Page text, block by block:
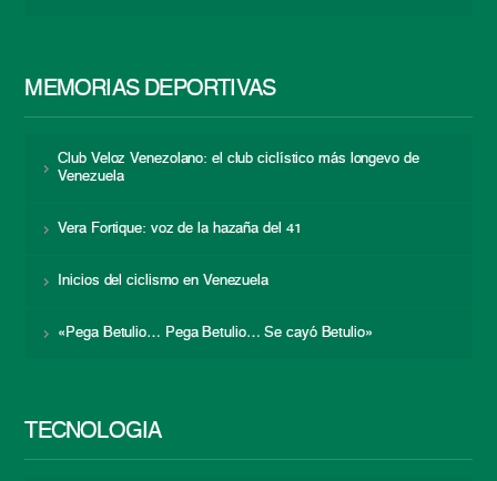
MEMORIAS DEPORTIVAS
Club Veloz Venezolano: el club ciclístico más longevo de
Venezuela
Vera Fortique: voz de la hazaña del 41
Inicios del ciclismo en Venezuela
«Pega Betulio… Pega Betulio… Se cayó Betulio»
TECNOLOGÍA